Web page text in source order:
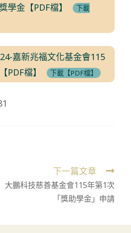
學金【PDF檔】
下載
嘉新兆福文化基金會115
PDF檔】
下載【PDF檔】
下一篇文章
大鵬科技慈善基金會115年第1次
「獎助學金」申請